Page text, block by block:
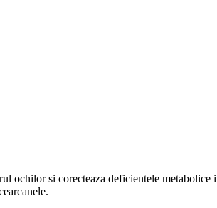
si corecteaza deficientele metabolice